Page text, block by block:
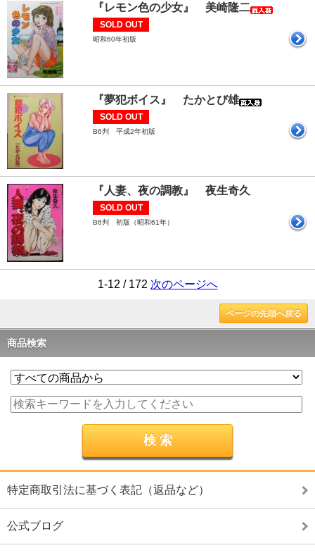
『レモン色の少女』 美崎隆二
SOLD OUT
昭和60年初版
『夢犯ボイス』 たかとび雄
SOLD OUT
B6判 平成2年初版
『人妻、夜の調教』 夜生奇久
SOLD OUT
B6判 初版（昭和61年）
1-12 / 172 次のページへ
ページの先頭へ戻る
商品検索
特定商取引法に基づく表記（返品など）
公式ブログ